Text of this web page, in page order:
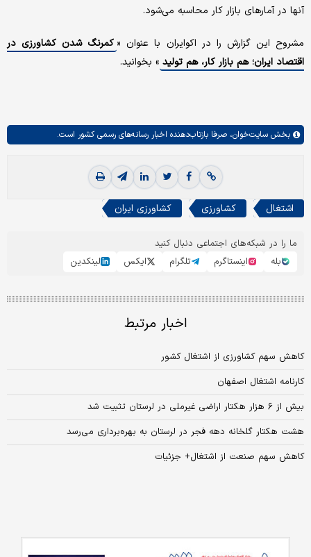
آنها در آمارهای بازار کار محاسبه می‌شود.
مشروح این گزارش را در اکوایران با عنوان « کمرنگ شدن کشاورزی در
اقتصاد ایران؛ هم بازار کار، هم تولید » بخوانید.
بخش سایت‌خوان، صرفا بازتاب‌دهنده اخبار رسانه‌های رسمی کشور است.
اشتغال کشاورزی کشاورزی ایران
ما را در شبکه‌های اجتماعی دنبال کنید
بله
اینستاگرم تلگرام ایکس لینکدین
اخبار مرتبط
کاهش سهم کشاورزی از اشتغال کشور
کارنامه اشتغال اصفهان
بیش از ۶ هزار هکتار اراضی غیرملی در لرستان تثبیت شد
هشت هکتار گلخانه دهه فجر در لرستان به بهره‌برداری می‌رسد
کاهش سهم صنعت از اشتغال+ جزئیات